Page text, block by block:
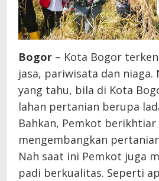
Bogor – Kota Bogor
jasa, pariwisata dan niaga.
yang tahu, bila di Kota
lahan pertanian berupa
Bahkan, Pemkot berikhtiar
mengembangkan
Nah saat ini Pemkot juga
padi berkualitas. Seperti